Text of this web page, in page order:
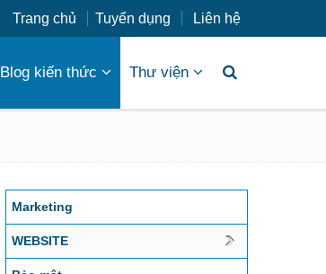
Trang chủ Tuyển dụng Liên hệ
Blog kiến thức Thư viện
Marketing
WEBSITE